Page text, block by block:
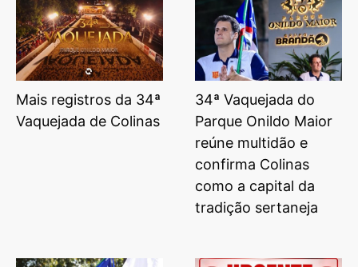
Mais registros da 34ª
Vaquejada de Colinas
34ª Vaquejada do
Parque Onildo Maior
reúne multidão e
confirma Colinas
como a capital da
tradição sertaneja